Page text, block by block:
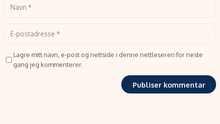
Lagre mitt navn, e-post og nettside i denne nettleseren for neste
gang jeg kommenterer.